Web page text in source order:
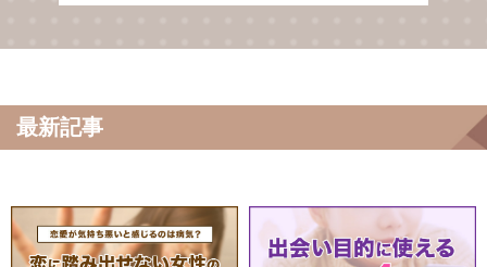
最新記事